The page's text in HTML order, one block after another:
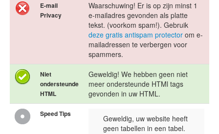
E-mail
Privacy
Waarschuwing! Er is op zijn minst 1
e-mailadres gevonden als platte
tekst. (voorkom spam!). Gebruik
deze gratis antispam protector om e-
mailadressen te verbergen voor
spammers.
Niet
ondersteunde
HTML
Geweldig! We hebben geen niet
meer ondersteunde HTMl tags
gevonden in uw HTML.
Speed Tips
Geweldig, uw website heeft
geen tabellen in een tabel.